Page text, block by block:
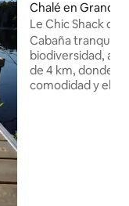
Chalé en Grandes
Le Chic Shack du
plena naturaleza
Cabaña tranquila
biodiversidad, a
de 4 km, donde
comodidad y el